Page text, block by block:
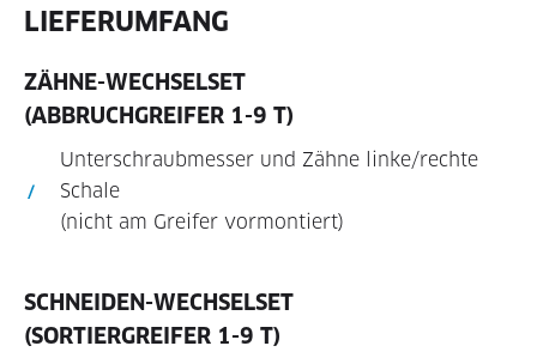
LIEFERUMFANG
ZÄHNE-WECHSELSET
(ABBRUCHGREIFER 1-9 T)
Unterschraubmesser und Zähne linke/rechte
Schale
(nicht am Greifer vormontiert)
SCHNEIDEN-WECHSELSET
(SORTIERGREIFER 1-9 T)